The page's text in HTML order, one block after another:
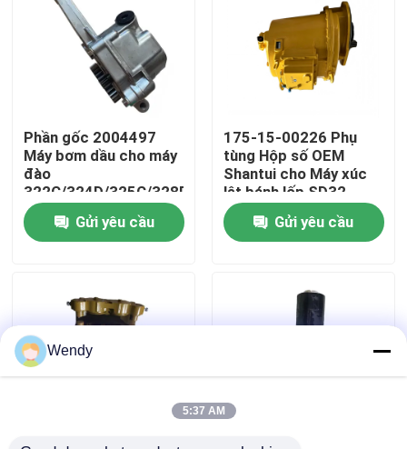
Về chúng tôi
Tham quan nhà máy
Kiểm soát chất lượng
Tin tức
Các trường hợp
Phần gốc 2004497
Máy bơm dầu cho máy
đào
322C/324D/325C/328D/M325D
Động cơ
3116/3126/3126B/3126E
Gửi yêu cầu
175-15-00226 Phụ
tùng Hộp số OEM
Shantui cho Máy xúc
lật bánh lốp SD32
Gửi yêu cầu
Wendy
5:37 AM